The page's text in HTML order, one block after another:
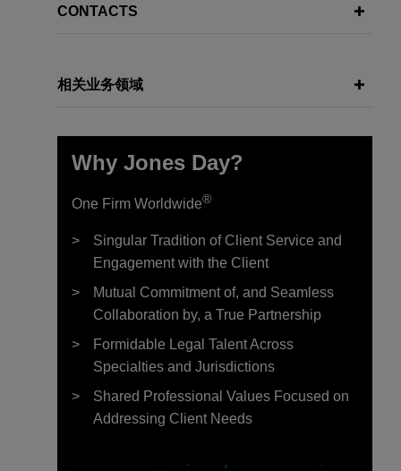
CONTACTS
相关业务领域
Why Jones Day?
One Firm Worldwide®
Singular Tradition of Client Service and
Engagement with the Client
Mutual Commitment of, and Seamless
Collaboration by, a True Partnership
Formidable Legal Talent Across
Specialties and Jurisdictions
Shared Professional Values Focused on
Addressing Client Needs